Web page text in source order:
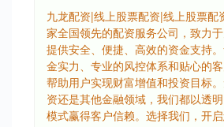
九龙配资|线上股票配资|线上股票配
家全国领先的配资服务公司，致力
提供安全、便捷、高效的资金支持
金实力、专业的风控体系和贴心的
帮助用户实现财富增值和投资目标
资还是其他金融领域，我们都以透
模式赢得客户信赖。选择我们，开